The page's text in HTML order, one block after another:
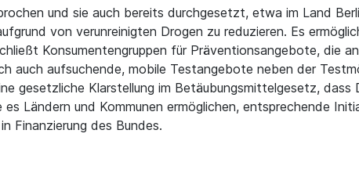
und sie auch bereits durchgesetzt, etwa im Land
von verunreinigten Drogen zu reduzieren. Es
Konsumentengruppen für Präventionsangebote, die
auch aufsuchende, mobile Testangebote neben der
gesetzliche Klarstellung im Betäubungsmittelgesetz, dass
Ländern und Kommunen ermöglichen, entsprechende
Finanzierung des Bundes.